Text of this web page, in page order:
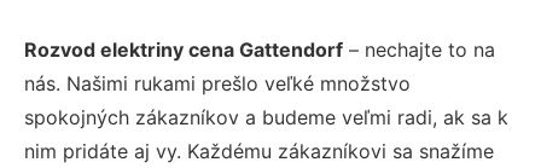
Rozvod elektriny cena Gattendorf – nechajte to na
nás. Našimi rukami prešlo veľké množstvo
spokojných zákazníkov a budeme veľmi radi, ak sa k
nim pridáte aj vy. Každému zákazníkovi sa snažíme